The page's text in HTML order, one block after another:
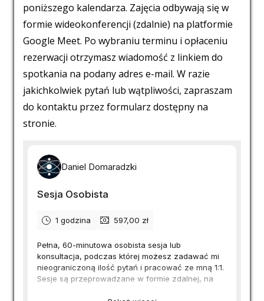
poniższego kalendarza. Zajęcia odbywają się w
formie wideokonferencji (zdalnie) na platformie
Google Meet. Po wybraniu terminu i opłaceniu
rezerwacji otrzymasz wiadomość z linkiem do
spotkania na podany adres e-mail. W razie
jakichkolwiek pytań lub wątpliwości, zapraszam
do kontaktu przez formularz dostępny na
stronie.